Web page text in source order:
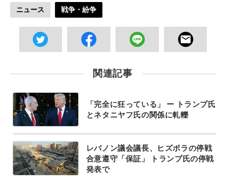
ニュース 戦争・紛争
関連記事
「完全に狂っている」 ー トランプ氏
とネタニヤフ氏の関係に軋轢
レバノン議会議長、ヒズボラの停戦
合意遵守「保証」 トランプ氏の停戦
発表で